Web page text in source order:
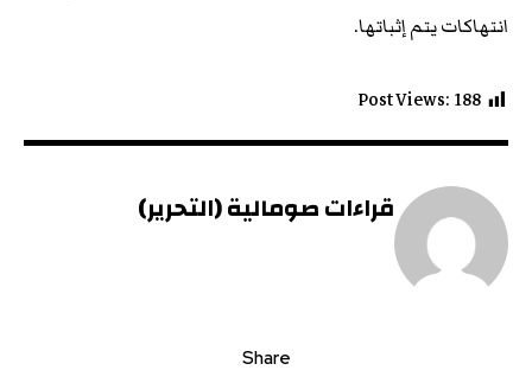
انتهاكات يتم إثباتها.
Post Views: 188
قراءات صومالية (التحرير)
Share